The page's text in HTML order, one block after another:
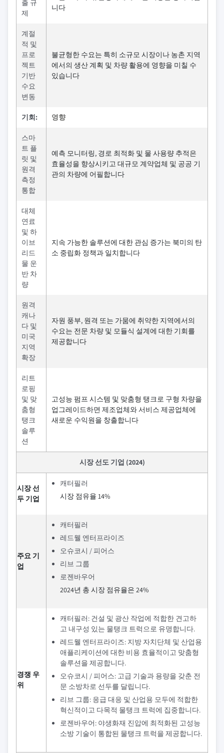
출 규
제
니다
계절
적 및
프로
젝트
기반
수요
변동
불균형한 수요는 특히 소규모 시장이나 농촌 지역
에서의 생산 계획 및 차량 활용에 영향을 미칠 수
있습니다
기회: 영향
스마
트 플
릿 및
원격
측정
통합
예측 모니터링, 경로 최적화 및 물 사용량 추적은
효율성을 향상시키고 대규모 계약업체 및 공공 기
관의 차량에 어필합니다
대체
연료
및 하
이브
리드
물 운
반 차
량
지속 가능한 솔루션에 대한 관심 증가는 북미의 탄
소 중립화 정책과 일치합니다
원격
캐나
다 및
미국
지역
확장
자원 풍부, 원격 또는 가뭄에 취약한 지역에서의
수요는 전문 차량 및 모듈식 설계에 대한 기회를
제공합니다
리트
로핑
및 맞
춤형
탱크
솔루
션
고성능 펌프 시스템 및 맞춤형 탱크로 구형 차량을
업그레이드하면 제조업체와 서비스 제공업체에
새로운 수익원을 창출합니다
시장 선도 기업 (2024)
시장 선
두 기업
캐터필러
시장 점유율 14%
주요 기
업
캐터필러
레드웰 엔터프라이즈
오슈코시 / 피어스
리브 그룹
로젠바우어
2024년 총 시장 점유율은 24%
경쟁 우
위
캐터필러: 건설 및 광산 작업에 적합한 견고하
고 내구성 있는 물탱크 트럭으로 유명합니다.
레드웰 엔터프라이즈: 지방 자치단체 및 산업용
애플리케이션에 대한 비용 효율적이고 맞춤형
솔루션을 제공합니다.
오슈코시 / 피어스: 고급 기술과 용량을 갖춘 전
문 소방차로 선두를 달립니다.
리브 그룹: 응급 대응 및 산업용 모두에 적합한
혁신적이고 다목적 물탱크 트럭에 집중합니다.
로젠바우어: 야생화재 진압에 최적화된 고성능
소방 기술이 통합된 물탱크 트럭을 제공합니다.